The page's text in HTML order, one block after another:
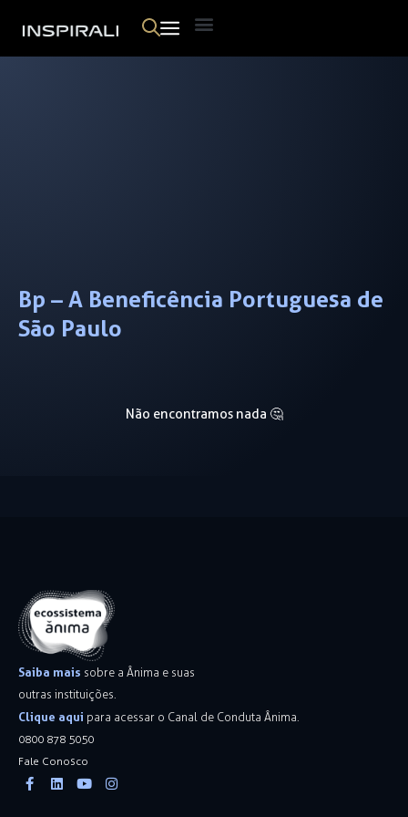
content
Menu
Bp – A Beneficência Portuguesa de
São Paulo
Não encontramos nada 🤔
Saiba mais sobre a Ânima e suas
outras instituições.
Clique aqui para acessar o Canal de Conduta Ânima.
0800 878 5050
Fale Conosco
Facebook-
f
Linkedin
YoutubeInstagram